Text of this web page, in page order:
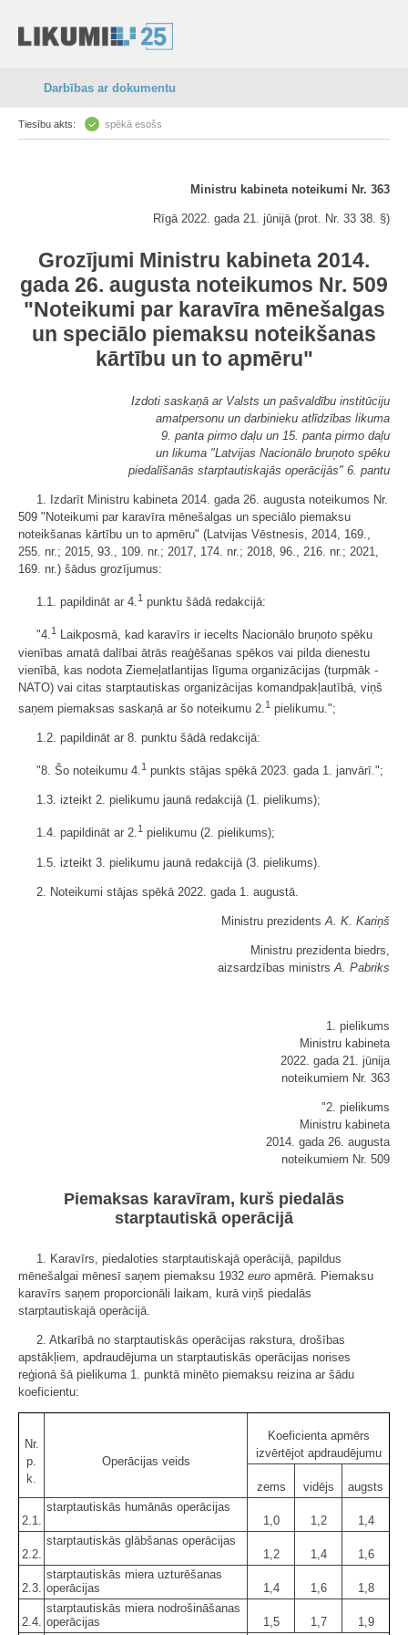
Darbības ar dokumentu
Tiesību akts: spēkā esošs
Ministru kabineta noteikumi Nr. 363
Rīgā 2022. gada 21. jūnijā (prot. Nr. 33 38. §)
Grozījumi Ministru kabineta 2014.
gada 26. augusta noteikumos Nr. 509
"Noteikumi par karavīra mēnešalgas
un speciālo piemaksu noteikšanas
kārtību un to apmēru"
Izdoti saskaņā ar Valsts un pašvaldību institūciju
amatpersonu un darbinieku atlīdzības likuma
9. panta pirmo daļu un 15. panta pirmo daļu
un likuma "Latvijas Nacionālo bruņoto spēku
piedalīšanās starptautiskajās operācijās" 6. pantu
1. Izdarīt Ministru kabineta 2014. gada 26. augusta noteikumos Nr.
509 "Noteikumi par karavīra mēnešalgas un speciālo piemaksu
noteikšanas kārtību un to apmēru" (Latvijas Vēstnesis, 2014, 169.,
255. nr.; 2015, 93., 109. nr.; 2017, 174. nr.; 2018, 96., 216. nr.; 2021,
169. nr.) šādus grozījumus:
1.1. papildināt ar 4.1 punktu šādā redakcijā:
"4.1
Laikposmā, kad karavīrs ir iecelts Nacionālo bruņoto spēku
vienības amatā dalībai ātrās reaģēšanas spēkos vai pilda dienestu
vienībā, kas nodota Ziemeļatlantijas līguma organizācijas (turpmāk -
NATO) vai citas starptautiskas organizācijas komandpakļautībā, viņš
saņem piemaksas saskaņā ar šo noteikumu 2. 1 pielikumu.";
1.2. papildināt ar 8. punktu šādā redakcijā:
"8. Šo noteikumu 4.1 punkts stājas spēkā 2023. gada 1. janvārī.";
1.3. izteikt 2. pielikumu jaunā redakcijā (1. pielikums);
1.4. papildināt ar 2.1 pielikumu (2. pielikums);
1.5. izteikt 3. pielikumu jaunā redakcijā (3. pielikums).
2. Noteikumi stājas spēkā 2022. gada 1. augustā.
Ministru prezidents A. K. Kariņš
Ministru prezidenta biedrs,
aizsardzības ministrs A. Pabriks
1. pielikums
Ministru kabineta
2022. gada 21. jūnija
noteikumiem Nr. 363
"2. pielikums
Ministru kabineta
2014. gada 26. augusta
noteikumiem Nr. 509
Piemaksas karavīram, kurš piedalās
starptautiskā operācijā
1. Karavīrs, piedaloties starptautiskajā operācijā, papildus
mēnešalgai mēnesī saņem piemaksu 1932 euro apmērā. Piemaksu
karavīrs saņem proporcionāli laikam, kurā viņš piedalās
starptautiskajā operācijā.
2. Atkarībā no starptautiskās operācijas rakstura, drošības
apstākļiem, apdraudējuma un starptautiskās operācijas norises
reģionā šā pielikuma 1. punktā minēto piemaksu reizina ar šādu
koeficientu:
Nr.
p.
k.
Operācijas veids
Koeficienta apmērs
izvērtējot apdraudējumu
zems vidējs augsts
2.1.
starptautiskās humānās operācijas
1,0
1,2 1,4
2.2.
starptautiskās glābšanas operācijas
1,2
1,4 1,6
2.3.
starptautiskās miera uzturēšanas
operācijas
1,4 1,6 1,8
2.4.
starptautiskās miera nodrošināšanas
operācijas
1,5 1,7
1,9